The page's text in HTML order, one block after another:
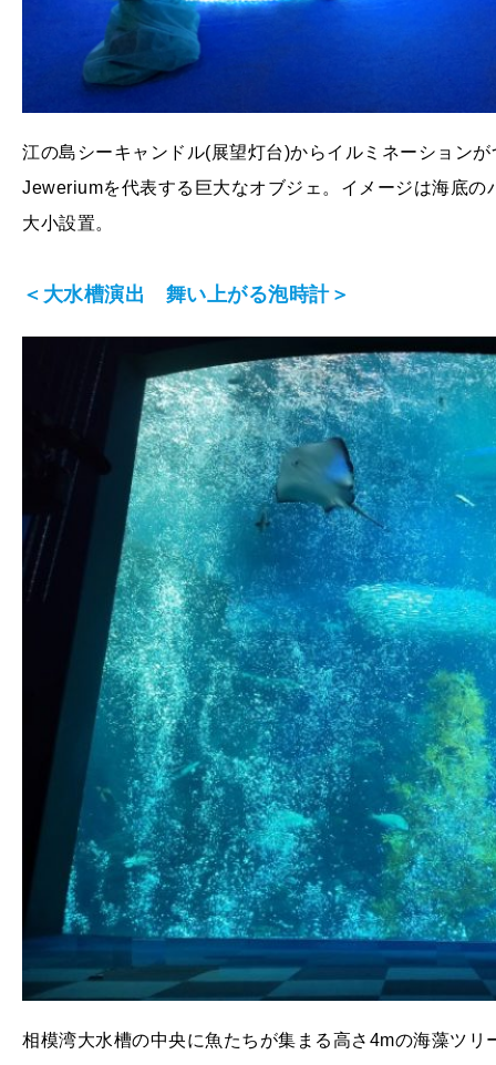
江の島シーキャンドル(展望灯台)からイルミネーション
Jeweriumを代表する巨大なオブジェ。イメージは海底
大小設置。
＜大水槽演出 舞い上がる泡時計＞
相模湾大水槽の中央に魚たちが集まる高さ4mの海藻ツ